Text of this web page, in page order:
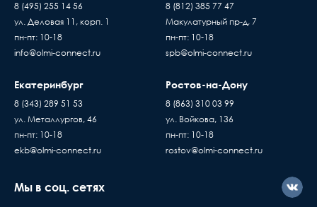
8 (495) 255 14 56
ул. Деловая 11, корп. 1
пн-пт: 10-18
info@olmi-connect.ru
8 (812) 385 77 47
Макулатурный пр-д, 7
пн-пт: 10-18
spb@olmi-connect.ru
Екатеринбург
8 (343) 289 51 53
ул. Металлургов, 46
пн-пт: 10-18
ekb@olmi-connect.ru
Ростов-на-Дону
8 (863) 310 03 99
ул. Войкова, 136
пн-пт: 10-18
rostov@olmi-connect.ru
Мы в соц. сетях